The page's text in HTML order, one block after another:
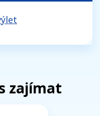
zajímat